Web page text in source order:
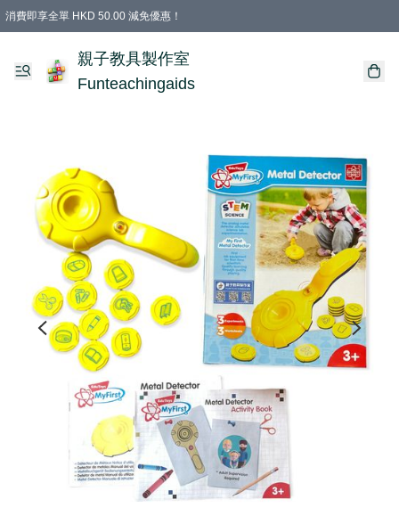
消費即享全單 HKD 50.00 減免優惠！
購物滿 HKD 699.00即享免運費優惠！（適用於 特定的送貨方式 )
凡購物滿HKD 699.00，即享免費禮品
親子教具製作室
Funteachingaids